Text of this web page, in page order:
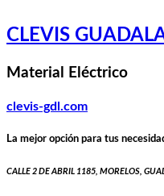
CLEVIS
Material Eléctrico
clevis-gdl.com
La mejor opción para tus
CALLE 2 DE ABRIL 1185, MORELOS,